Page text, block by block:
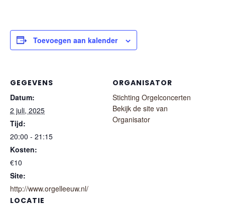
Toevoegen aan kalender
GEGEVENS
Datum:
2 juli, 2025
Tijd:
20:00 - 21:15
Kosten:
€10
Site:
http://www.orgelleeuw.nl/
LOCATIE
ORGANISATOR
Stichting Orgelconcerten
Bekijk de site van
Organisator